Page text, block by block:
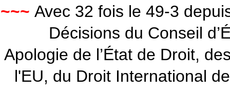
~~~ Avec 32 fois le 49-3
Décisions du Conseil
Apologie de l’État de Droit,
l'EU, du Droit International